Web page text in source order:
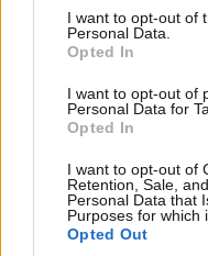
consent section.
I want to opt-out of
Personal Data.
Opted In
I want to opt-out of
Personal Data for
Opted In
I want to opt-out of
Retention, Sale,
Personal Data that
Purposes for which
Opted Out
Αυτές οι 3